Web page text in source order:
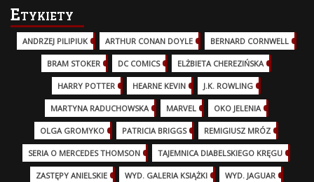
Etykiety
ANDRZEJ PILIPIUK (29)ARTHUR CONAN DOYLE BERNARD CORNWELL
BRAM STOKER DC COMICS (17)ELŻBIETA CHEREZIŃSKA
HARRY POTTER (13)HEARNE KEVIN J.K. ROWLING
MARTYNA RADUCHOWSKA MARVEL (32)OKO JELENIA
OLGA GROMYKO PATRICIA BRIGGS (12)REMIGIUSZ MRÓZ
SERIA O MERCEDES THOMSON (11)TAJEMNICA DIABELSKIEGO KRĘGU
ZASTĘPY ANIELSKIE WYD. GALERIA KSIĄŻKI WYD. JAGUAR